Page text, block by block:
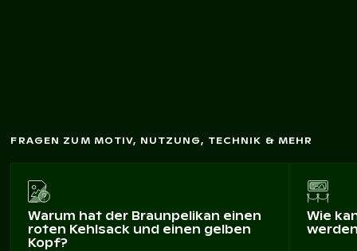
FRAGEN ZUM MOTIV, NUTZUNG, TECHNIK & MEHR
Warum hat der Braunpelikan einen
roten Kehlsack und einen gelben
Kopf?
Wie